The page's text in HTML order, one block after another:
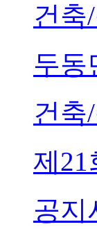
건축
두동
건축
제21
공지